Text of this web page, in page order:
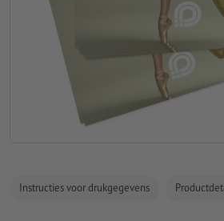
Instructies voor drukgegevens